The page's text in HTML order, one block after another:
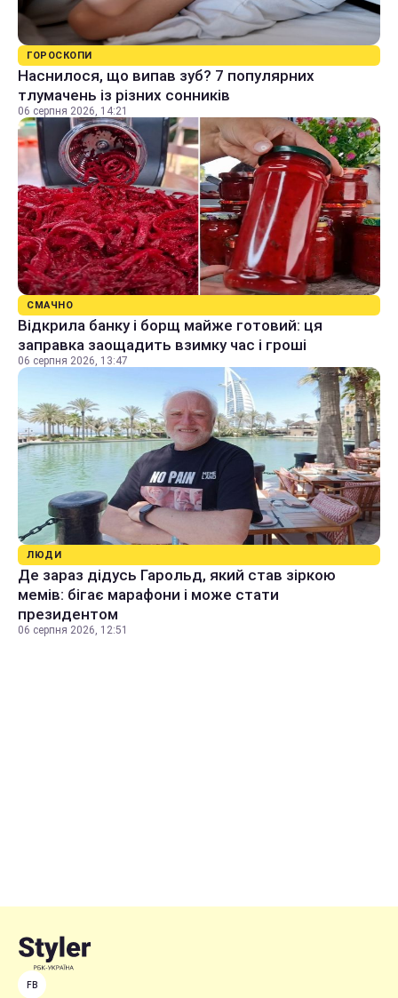
ГОРОСКОПИ
Наснилося, що випав зуб? 7 популярних
тлумачень із різних сонників
06 серпня 2026, 14:21
СМАЧНО
Відкрила банку і борщ майже готовий: ця
заправка заощадить взимку час і гроші
06 серпня 2026, 13:47
ЛЮДИ
Де зараз дідусь Гарольд, який став зіркою
мемів: бігає марафони і може стати
президентом
06 серпня 2026, 12:51
FB